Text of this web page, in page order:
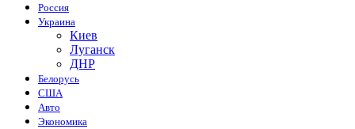
Россия
Украина
Киев
Луганск
ДНР
Белорусь
США
Авто
Экономика